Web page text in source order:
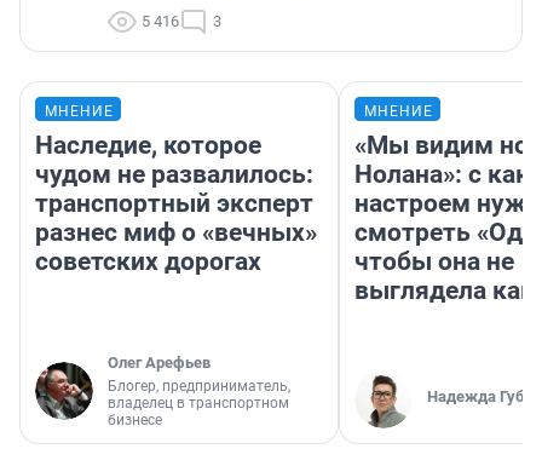
5 416 3
МНЕНИЕ
Наследие, которое
чудом не развалилось:
транспортный эксперт
разнес миф о «вечных»
советских дорогах
Олег Арефьев
Блогер, предприниматель,
владелец в транспортном
бизнесе
МНЕНИЕ
«Мы видим
Нолана»: с
настроем
смотреть
чтобы она не
выглядела как
Надежда